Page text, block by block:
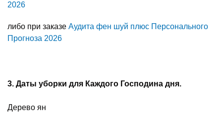
2026
либо при заказе Аудита фен шуй плюс Персонального
Прогноза 2026
3. Даты уборки для Каждого Господина дня.
Дерево ян